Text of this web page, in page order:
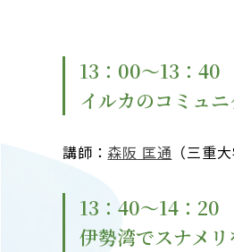
13：00～13：40
イルカのコミュ
講師：森阪 匡通 （三重
13：40～14：20
伊勢湾でスナメ